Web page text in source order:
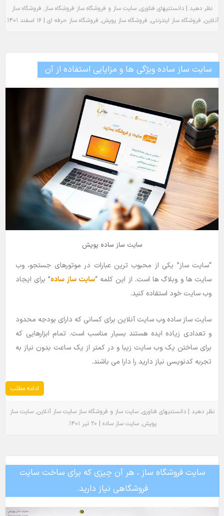
نظر دهید |دانستنیهای فناوری٬ سایت ساز و فروشگاه ساز فروشگاه ساز٬ فروشگاه ساز
آنلاین٬ فروشگاه ساز اینترنتی٬ فروشگاه ساز پوپش٬ فروشگاه ساز حرفه ای | ۱۶ اسفند ۱۴۰۱ .
سایت ساز ساده ویژگی ها و مزایایی استفاده از آن
سایت ساز ساده پوپش
“سایت ساز” یکی از محبوب ترین عبارات در موتورهای جستجو، وب
سایت ها و وبلاگ ها است. از این کلمه “سایت ساز ساده” برای ایجاد
وب سایت خود استفاده کنید.
سایت ساز ساده وب سایت آنلاین برای کسانی که دارای بودجه محدود
و تعدادی زیاده ایده هستند بسیار مناسب است. تمام ابزارهایی که
برای ساختن یک وب سایت زیبا و در کمتر از یک ساعت بدون نیاز به
تجربه کدنویسی نیاز دارید را دارا می باشند.
ادامه مطلب
نظر دهید |دانستنیهای فناوری٬ سایت ساز و فروشگاه ساز سایت ساز آنلاین٬ سایت ساز
پوپش٬ سایت ساز ساده | ۲۰ تیر ۱۴۰۱ .
سایت فروشگاه ساز ، هر آن چیزی که برای ساخت سایت
فروشگاهی نیاز دارید.